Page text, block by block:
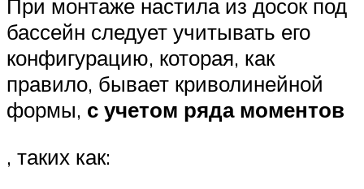
При монтаже настила из досок под
бассейн следует учитывать его
конфигурацию, которая, как
правило, бывает криволинейной
формы, с учетом ряда моментов
, таких как: